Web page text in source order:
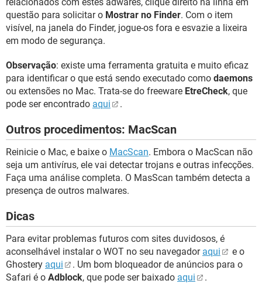
questão para solicitar o Mostrar no Finder. Com o item
visível, na janela do Finder, jogue-os fora e esvazie a lixeira
em modo de segurança.
Observação: existe uma ferramenta gratuita e muito eficaz
para identificar o que está sendo executado como daemons
ou extensões no Mac. Trata-se do freeware EtreCheck, que
pode ser encontrado aqui .
Outros procedimentos: MacScan
Reinicie o Mac, e baixe o MacScan. Embora o MacScan não
seja um antivírus, ele vai detectar trojans e outras infecções.
Faça uma análise completa. O MasScan também detecta a
presença de outros malwares.
Dicas
Para evitar problemas futuros com sites duvidosos, é
aconselhável instalar o WOT no seu navegador aqui
e o
Ghostery aqui
. Um bom bloqueador de anúncios para o
Safari é o Adblock, que pode ser baixado aqui .